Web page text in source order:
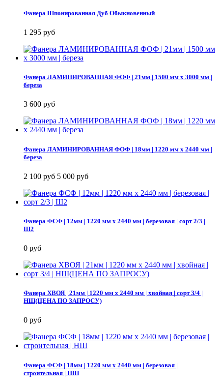
Фанера Шпонированная Дуб Обыкновенный
1 295 руб
Фанера ЛАМИНИРОВАННАЯ ФОФ | 21мм | 1500 мм х 3000 мм |
береза
3 600 руб
Фанера ЛАМИНИРОВАННАЯ ФОФ | 18мм | 1220 мм х 2440 мм |
береза
2 100 руб 5 000 руб
Фанера ФСФ | 12мм | 1220 мм х 2440 мм | березовая | сорт 2/3 |
Ш2
0 руб
Фанера ХВОЯ | 21мм | 1220 мм х 2440 мм | хвойная | сорт 3/4 |
НШ(ЦЕНА ПО ЗАПРОСУ)
0 руб
Фанера ФСФ | 18мм | 1220 мм х 2440 мм | березовая |
строительная | НШ